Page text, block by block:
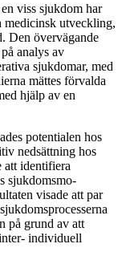
viss sjukdom har
medicinsk utveckling,
Den övervägande
analys av
sjukdomar, med
mättes förvalda
hjälp av en
potentialen hos
nedsättning hos
att identifiera
sjukdomsmo-
visade att par
på grund av att
individuell